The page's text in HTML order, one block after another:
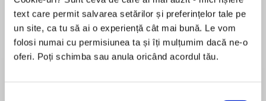
text care permit salvarea setărilor și preferințelor tale pe
un site, ca tu să ai o experiență cât mai bună. Le vom
folosi numai cu permisiunea ta și îți mulțumim dacă ne-o
oferi. Poți schimba sau anula oricând acordul tău.
Elita de Argint (Elita
de...
Dani Francis
Diavolul se îmbracă de
la...
Lauren Weisberger
Migdală
Sohn Won-pyung